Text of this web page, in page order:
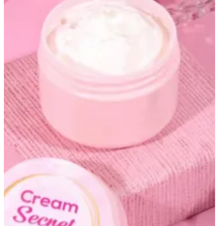
cream secret
كريم تفتيح مركز خاص لمنطقة الحساسه والوجه يحتوي على الفا
اربتين وخلاصات قويه وفيتامينات خاصه للبشره يعطي تفتيح ملحوظ
ومعالج للكلف واثار الحبوب ويعطي نظاره للبشره ( لايحتوي على
KWD 10
Special instructions